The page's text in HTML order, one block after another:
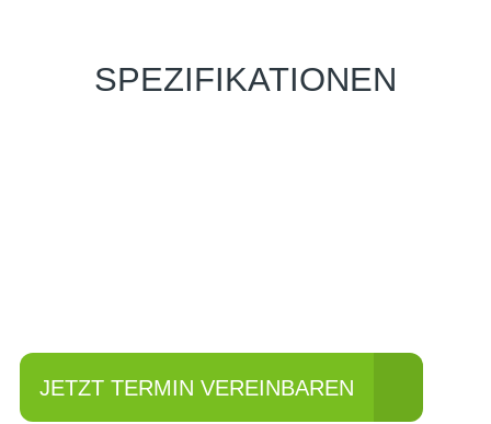
SPEZIFIKATIONEN
JETZT TERMIN VEREINBAREN